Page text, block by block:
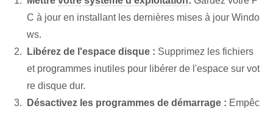
C à jour en installant les dernières mises à jour Windo
ws.
Libérez de l'espace disque : Supprimez les fichiers
et programmes inutiles pour libérer de l'espace sur vot
re disque dur.
Désactivez les programmes de démarrage : Empêc